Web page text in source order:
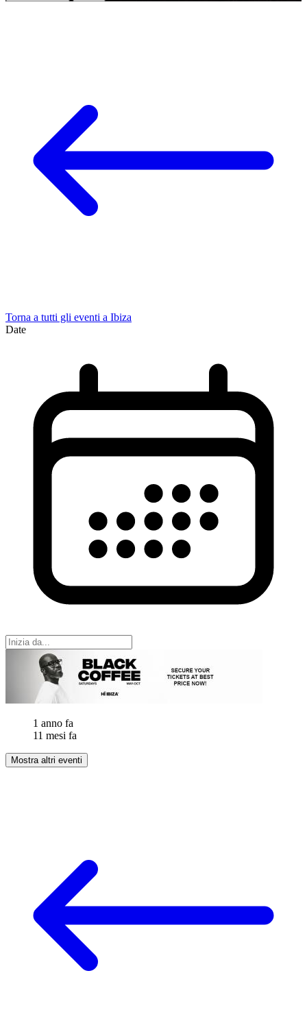
Torna a tutti gli eventi a Ibiza
Date
1 anno fa
11 mesi fa
Mostra altri eventi